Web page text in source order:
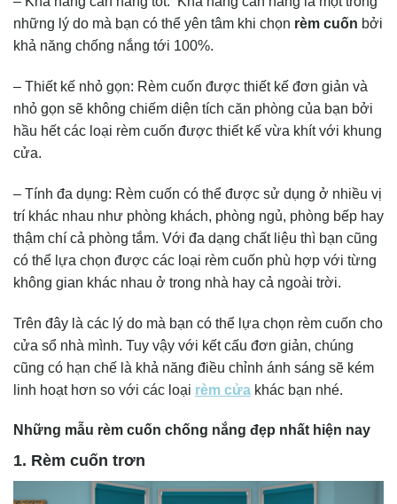
những lý do mà bạn có thể yên tâm khi chọn rèm cuốn bởi
khả năng chống nắng tới 100%.
– Thiết kế nhỏ gọn: Rèm cuốn được thiết kế đơn giản và
nhỏ gọn sẽ không chiếm diện tích căn phòng của bạn bởi
hầu hết các loại rèm cuốn được thiết kế vừa khít với khung
cửa.
– Tính đa dụng: Rèm cuốn có thể được sử dụng ở nhiều vị
trí khác nhau như phòng khách, phòng ngủ, phòng bếp hay
thậm chí cả phòng tắm. Với đa dạng chất liệu thì bạn cũng
có thể lựa chọn được các loại rèm cuốn phù hợp với từng
không gian khác nhau ở trong nhà hay cả ngoài trời.
Trên đây là các lý do mà bạn có thể lựa chọn rèm cuốn cho
cửa sổ nhà mình. Tuy vậy với kết cấu đơn giản, chúng
cũng có hạn chế là khả năng điều chỉnh ánh sáng sẽ kém
linh hoạt hơn so với các loại rèm cửa khác bạn nhé.
Những mẫu rèm cuốn chống nắng đẹp nhất hiện nay
1. Rèm cuốn trơn